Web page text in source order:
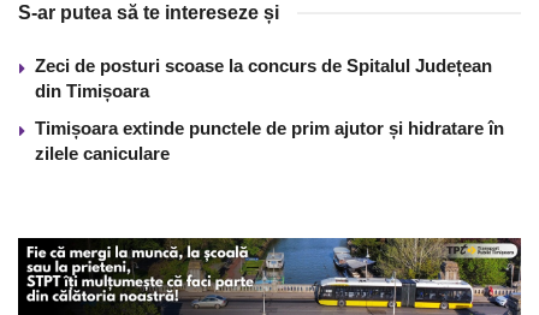
S-ar putea să te intereseze și
Zeci de posturi scoase la concurs de Spitalul Județean
din Timișoara
Timișoara extinde punctele de prim ajutor și hidratare în
zilele caniculare